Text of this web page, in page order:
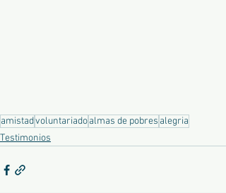
amistadvoluntariadoalmas de pobres alegria
Testimonios